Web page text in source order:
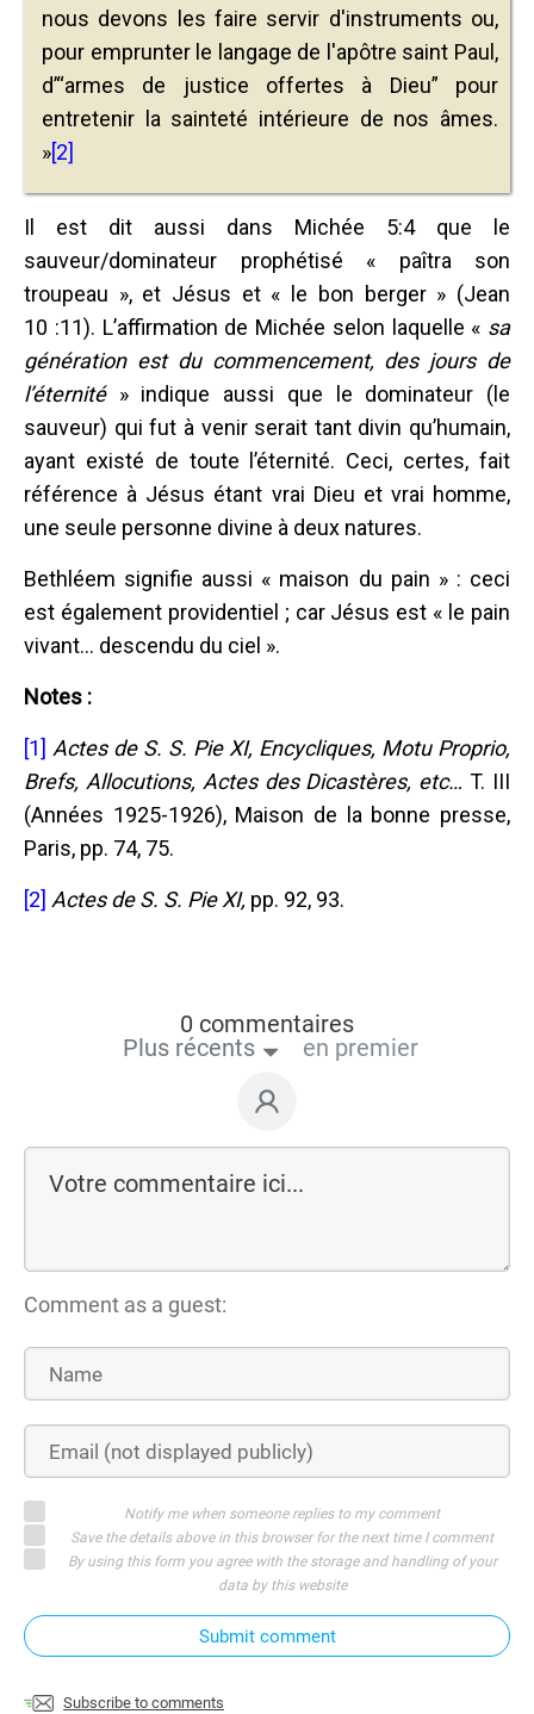
nous devons les faire servir d'instruments ou,
pour emprunter le langage de l'apôtre saint Paul,
d’“armes de justice offertes à Dieu” pour
entretenir la sainteté intérieure de nos âmes.
»[2]
Il est dit aussi dans Michée 5:4 que le
sauveur/dominateur prophétisé « paîtra son
troupeau », et Jésus et « le bon berger » (Jean
10 :11). L’affirmation de Michée selon laquelle « sa
génération est du commencement, des jours de
l’éternité» indique aussi que le dominateur (le
sauveur) qui fut à venir serait tant divin qu’humain,
ayant existé de toute l’éternité. Ceci, certes, fait
référence à Jésus étant vrai Dieu et vrai homme,
une seule personne divine à deux natures.
Bethléem signifie aussi « maison du pain » : ceci
est également providentiel ; car Jésus est « le pain
vivant… descendu du ciel ».
Notes :
[1] Actes de S. S. Pie XI, Encycliques, Motu Proprio,
Brefs, Allocutions, Actes des Dicastères, etc… T. III
(Années 1925-1926), Maison de la bonne presse,
Paris, pp. 74, 75.
[2] Actes de S. S. Pie XI, pp. 92, 93.
0 commentaires
Plus récents
en premier
Comment as a guest:
Notify me when someone replies to my comment
Save the details above in this browser for the next time I comment
By using this form you agree with the storage and handling of your
data by this website
Submit comment
Subscribe to comments